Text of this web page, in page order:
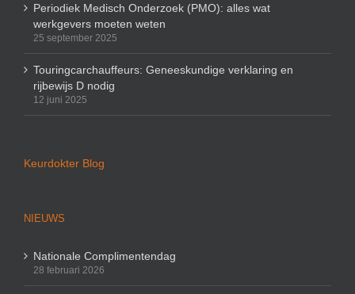
Periodiek Medisch Onderzoek (PMO): alles wat
werkgevers moeten weten
25 september 2025
Touringcarchauffeurs: Geneeskundige verklaring en
rijbewijs D nodig
12 juni 2025
Keurdokter Blog
NIEUWS
Nationale Complimentendag
28 februari 2026